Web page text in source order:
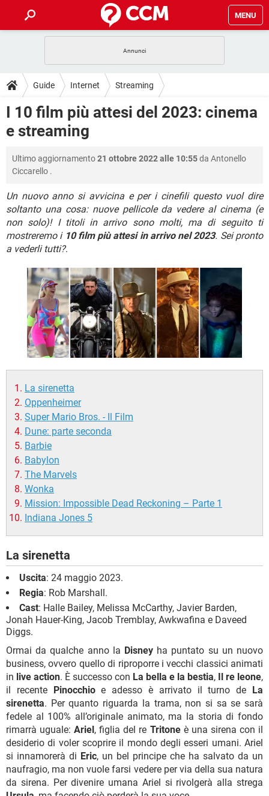
MENU
INTRATTENIMENTO ANDROID
iOS WINDOWS 10
INSTAGRAM
HARDWARE
GUIDE
COVID-19 GAMING
INTRATTENIMENTO ANDROID
INSTAGRAM WHATSAPP
HARDWARE
DOWNLOAD
COVID-19
iOS
INSTAGRAM WHATSAPP
TIKTOK FACEBOOK
HARDWARE
FORUM
COVID-19 GAMING
iOS WINDOWS 10
INSTAGRAM WHATSAPP
TIKTOK FACEBOOK
GLOSSARIO
COVID-19 GAMING
INTRATTENIMENTO ANDROID
iOS WINDOWS 10
INSTAGRAM
TIKTOK FACEBOOK
HARDWARE
Guide Internet Streaming
I 10 film più attesi del 2023: cinema
e streaming
Ultimo aggiornamento21 ottobre 2022 alle 10:55da Antonello
Ciccarello .
Un nuovo anno si avvicina e per i cinefili questo vuol dire
soltanto una cosa: nuove pellicole da vedere al cinema (e
non solo)! I titoli in arrivo sono molti, ma di seguito ti
mostreremo i 10 film più attesi in arrivo nel 2023. Sei pronto
a vederli tutti?.
La sirenetta
Oppenheimer
Super Mario Bros. - Il Film
Dune: parte seconda
Barbie
Babylon
The Marvels
Wonka
Mission: Impossible Dead Reckoning – Parte 1
Indiana Jones 5
La sirenetta
Uscita: 24 maggio 2023.
Regia: Rob Marshall.
Cast: Halle Bailey, Melissa McCarthy, Javier Barden,
Jonah Hauer-King, Jacob Tremblay, Awkwafina e Daveed
Diggs.
Ormai da qualche anno la Disney ha puntato su un nuovo
business, ovvero quello di riproporre i vecchi classici animati
in live action. È successo con La bella e la bestia, Il re leone,
il recente Pinocchioe adesso è arrivato il turno de La
sirenetta. Per quanto riguarda la trama, non si sa se sarà
fedele al 100% all’originale animato, ma la storia di fondo
rimarrà uguale:Ariel, figlia del re Tritoneè una sirena con il
desiderio di voler scoprire il mondo degli esseri umani. Ariel
si innamorerà di Eric, un bel principe che ha salvato da un
naufragio, ma non vuole farsi vedere per via della sua natura
da sirena. Per divenire umana Ariel si rivolgerà alla strega